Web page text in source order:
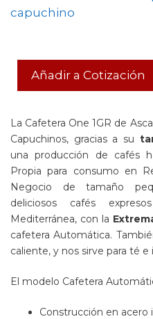
Añadir a Cotización
La Cafetera One 1GR de
Capuchinos, gracias a su
una producción de cafés
Propia para consumo en
Negocio de tamaño
deliciosos cafés
Mediterránea, con la
cafetera Automática.
caliente, y nos sirve para té e
El modelo Cafetera
Construcción en acero